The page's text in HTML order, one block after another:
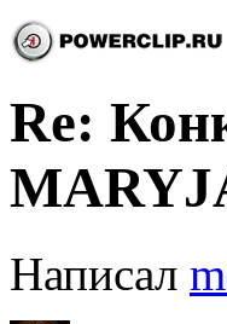
Re:
Написал